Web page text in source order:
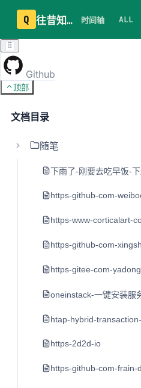
Q 往昔知识库 时间轴 ALL
Github
顶部
文档目录
随笔
下雨了-刚要去吃早饭-
https-github-com-
https-www-corticalart-
https-github-com-
https-gitee-com-
oneinstack-一键安装服
htap-hybrid-
https-2d2d-io
https-github-com-frain-